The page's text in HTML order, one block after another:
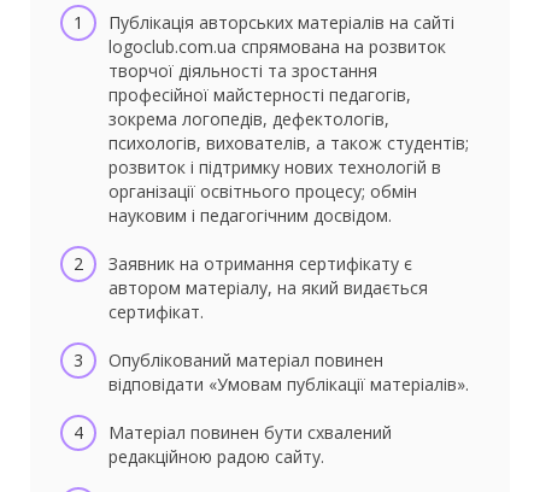
Публікація авторських матеріалів на сайті
logoclub.com.ua спрямована на розвиток
творчої діяльності та зростання
професійної майстерності педагогів,
зокрема логопедів, дефектологів,
психологів, вихователів, а також студентів;
розвиток і підтримку нових технологій в
організації освітнього процесу; обмін
науковим і педагогічним досвідом.
Заявник на отримання сертифікату є
автором матеріалу, на який видається
сертифікат.
Опублікований матеріал повинен
відповідати «Умовам публікації матеріалів».
Матеріал повинен бути схвалений
редакційною радою сайту.